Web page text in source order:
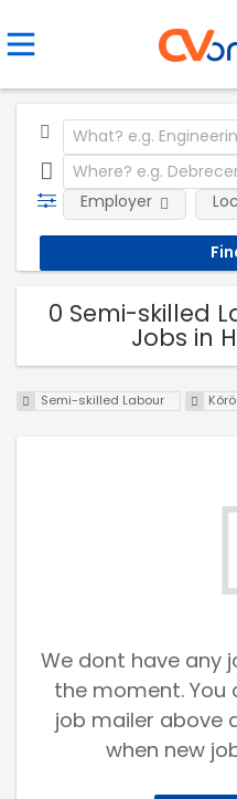
Employer
0 Semi-skilled
Jobs in
Semi-skilled Labour
We dont have any
the moment. You
job mailer above
when new